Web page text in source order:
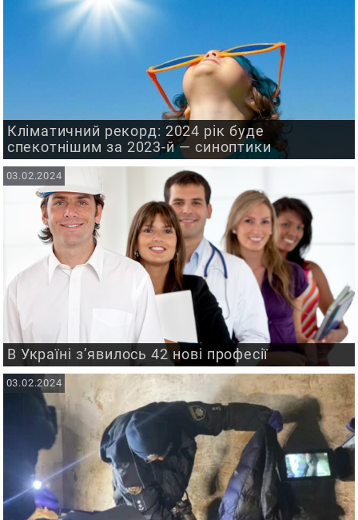
Кліматичний рекорд: 2024 рік буде
спекотнішим за 2023-й — синоптики
В Україні з’явилось 42 нові професії
03.02.2024
03.02.2024